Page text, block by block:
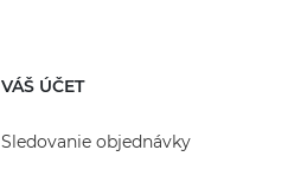
VÁŠ ÚČET
Sledovanie objednávky